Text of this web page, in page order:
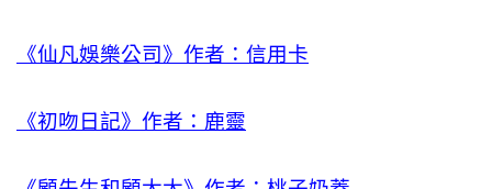
《仙凡娛樂公司》作者：信用卡
《初吻日記》作者：鹿靈